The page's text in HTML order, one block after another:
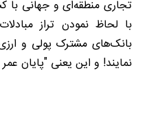
تجاری منطقه‌ای و جهانی
با لحاظ نمودن تراز
بانک‌های مشترک پولی و
نمایند! و این یعنی "پایان